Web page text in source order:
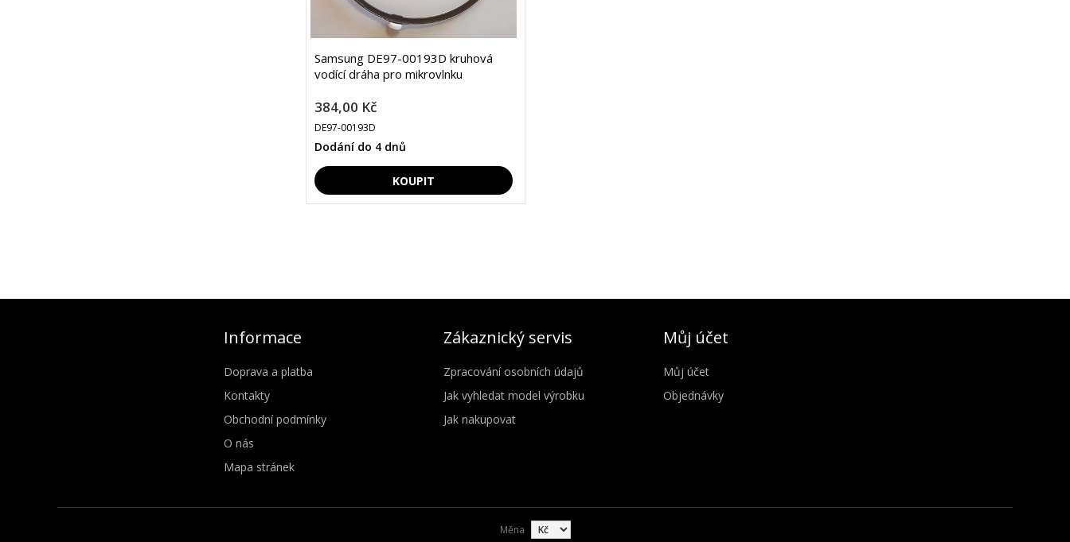
Samsung DE97-00193D kruhová
vodící dráha pro mikrovlnku
384,00 Kč
DE97-00193D
Dodání do 4 dnů
Informace
Doprava a platba
Kontakty
Obchodní podmínky
O nás
Mapa stránek
Zákaznický servis
Zpracování osobních údajů
Jak vyhledat model výrobku
Jak nakupovat
Můj účet
Můj účet
Objednávky
Měna